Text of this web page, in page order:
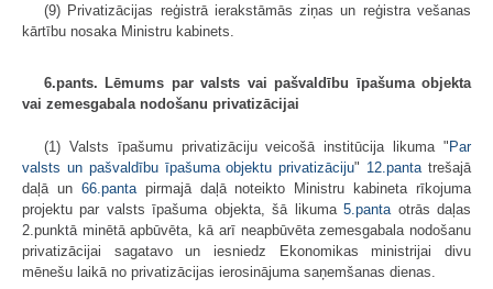
(9) Privatizācijas reģistrā ierakstāmās ziņas un reģistra vešanas
kārtību nosaka Ministru kabinets.
6.pants. Lēmums par valsts vai pašvaldību īpašuma objekta
vai zemesgabala nodošanu privatizācijai
(1) Valsts īpašumu privatizāciju veicošā institūcija likuma " Par
valsts un pašvaldību īpašuma objektu privatizāciju" 12.panta trešajā
daļā un 66.pantapirmajā daļā noteikto Ministru kabineta rīkojuma
projektu par valsts īpašuma objekta, šā likuma5.panta otrās daļas
2.punktā minētā apbūvēta, kā arī neapbūvēta zemesgabala nodošanu
privatizācijai sagatavo un iesniedz Ekonomikas ministrijai divu
mēnešu laikā no privatizācijas ierosinājuma saņemšanas dienas.